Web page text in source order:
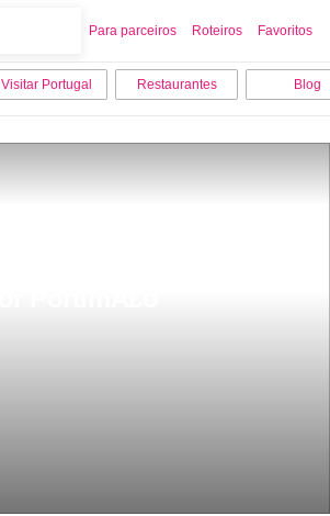
Para parceiros Roteiros Favoritos
Visitar Portugal Restaurantes Blog